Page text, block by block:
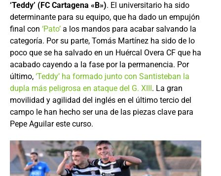
‘Teddy’ (FC Cartagena «B»). El universitario ha sido
determinante para su equipo, que ha dado un empujón
final con ‘Pato’ a los mandos para acabar salvando la
categoría. Por su parte, Tomás Martínez ha sido de lo
poco que se ha salvado en un Huércal Overa CF que ha
acabado cayendo a la fase por la permanencia. Por
último, ‘Teddy’ ha formado junto con Santisteban la
dupla más peligrosa en ataque del G. XIII . La gran
movilidad y agilidad del inglés en el último tercio del
campo le han hecho ser una de las piezas clave para
Pepe Aguilar este curso.